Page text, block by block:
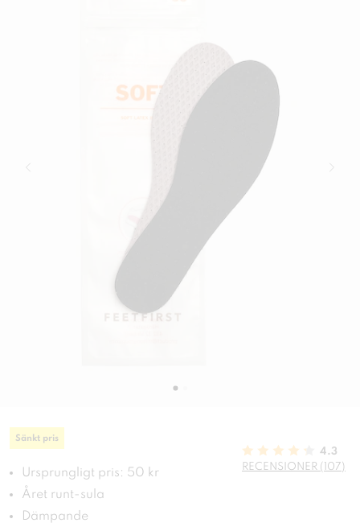
Sänkt pris
Ursprungligt pris: 50 kr
Året runt-sula
Dämpande
4.3
RECENSIONER (107)